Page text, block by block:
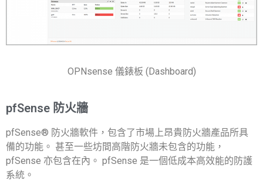
OPNsense 儀錶板 (Dashboard)
pfSense 防火牆
pfSense® 防火牆軟件，包含了市場上昂貴防火牆產品所具
備的功能。 甚至一些坊間高階防火牆未包含的功能，
pfSense 亦包含在內。 pfSense 是一個低成本高效能的防護
系統。